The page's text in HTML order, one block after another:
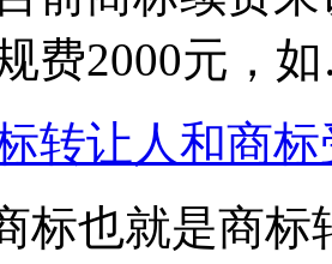
费2000元，
转让人和商
标也就是商